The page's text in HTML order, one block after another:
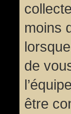
moins
de
être